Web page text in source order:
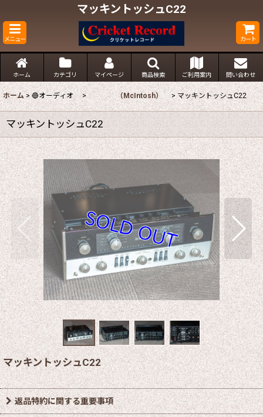
マッキントッシュC22
メニュー カート
ホーム カテゴリ マイページ 商品検索 ご利用案内 問い合わせ
ホーム > 🔵オーディオ > （McIntosh） > マッキントッシュC22
マッキントッシュC22
マッキントッシュC22
返品特約に関する重要事項